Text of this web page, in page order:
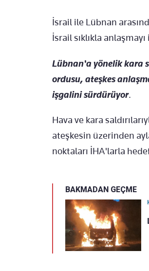
İsrail ile Lübnan
İsrail sıklıkla
Lübnan'a yönelik kara
ordusu, ateşkes
işgalini sürdürüyor.
Hava ve kara
ateşkesin üzerinden
noktaları İHA'larla
BAKMADAN GEÇME